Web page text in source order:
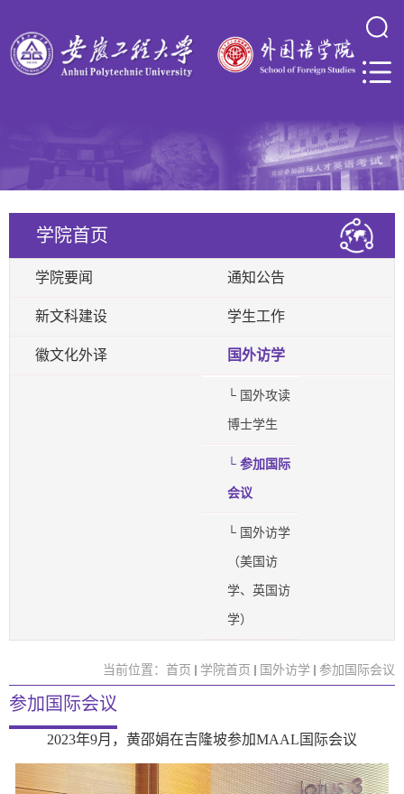
学院首页
学院要闻 通知公告
新文科建设 学生工作
徽文化外译 国外访学
└ 国外攻读
博士学生
└ 参加国际
会议
└ 国外访学
（美国访
学、英国访
学）
当前位置： 首页 学院首页 国外访学 参加国际会议
参加国际会议
2023年9月，黄邵娟在吉隆坡参加MAAL国际会议